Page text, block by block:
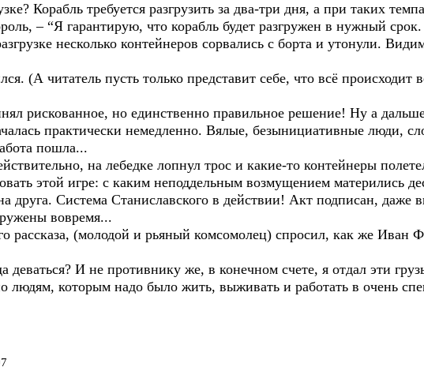
Корабль требуется разгрузить за два-три дня, а при таких
– “Я гарантирую, что корабль будет разгружен в нужный
несколько контейнеров сорвались с борта и утонули.
(А читатель пусть только представит себе, что всё происходит
рискованное, но единственно правильное решение! Ну а
практически немедленно. Вялые, безынициативные люди,
пошла...
на лебедке лопнул трос и какие-то контейнеры
этой игре: с каким неподдельным возмущением матерились
друга. Система Станиславского в действии! Акт подписан, даже
вовремя...
рассказа, (молодой и рьяный комсомолец) спросил, как же Иван
деваться? И не противнику же, в конечном счете, я отдал эти
которым надо было жить, выживать и работать в очень